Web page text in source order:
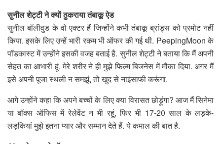
सुनील शेट्टी ने क्यों ठुकराया तंबाकू ऐड
सुनील बॉलीवुड के वो एक्टर हैं जिन्होंने कभी तंबाकू ब्रांड्स को प्रमोट नहीं
किया. इसके लिए उन्हें भारी रकम भी ऑफर की गई थी. PeepingMoon के
पॉडकास्ट में उन्होंने इसकी वजह बताई है. सुनील शेट्टी ने बताया कि मैं अपनी
सेहत का आभारी हूं. मेरे शरीर ने ही मुझे फिल्म बिजनेस में मौका दिया. अगर मैं
इसे अपनी पूजा स्थली न समझूं, तो खुद से नाइंसाफी करूंगा.
आगे उन्होंने कहा कि अपने बच्चों के लिए क्या विरासत छोड़ूंगा? आज मैं सिनेमा
या बॉक्स ऑफिस में रेलेवेंट न भी रहूं, फिर भी 17-20 साल के लड़के-
लड़कियां मुझे इतना प्यार और सम्मान देते हैं. ये कमाल की बात है.